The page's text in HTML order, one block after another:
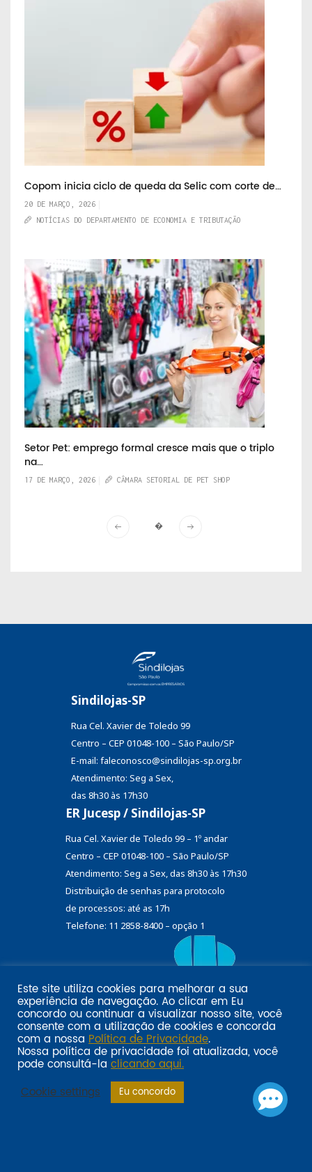
Copom inicia ciclo de queda da Selic com corte de…
20 DE MARÇO, 2026
NOTÍCIAS DO DEPARTAMENTO DE ECONOMIA E TRIBUTAÇÃO
Setor Pet: emprego formal cresce mais que o triplo
na…
17 DE MARÇO, 2026 CÂMARA SETORIAL DE PET SHOP
�
Sindilojas-SP
Rua Cel. Xavier de Toledo 99
Centro – CEP 01048-100 – São Paulo/SP
E-mail: faleconosco@sindilojas-sp.org.br
Atendimento: Seg a Sex,
das 8h30 às 17h30
ER Jucesp / Sindilojas-SP
Rua Cel. Xavier de Toledo 99 – 1º andar
Centro – CEP 01048-100 – São Paulo/SP
Atendimento: Seg a Sex, das 8h30 às 17h30
Distribuição de senhas para protocolo
de processos: até as 17h
Telefone: 11 2858-8400 – opção 1
Email marketing por:
Pol�tica de privacidade SINDILOJAS-SPAcesse aqui
Este site utiliza cookies para melhorar a sua
experiência de navegação. Ao clicar em Eu
concordo ou continuar a visualizar nosso site, você
consente com a utilização de cookies e concorda
com a nossa Política de Privacidade.
Nossa política de privacidade foi atualizada, você
pode consultá-la clicando aqui.
Cookie settings
Eu concordo